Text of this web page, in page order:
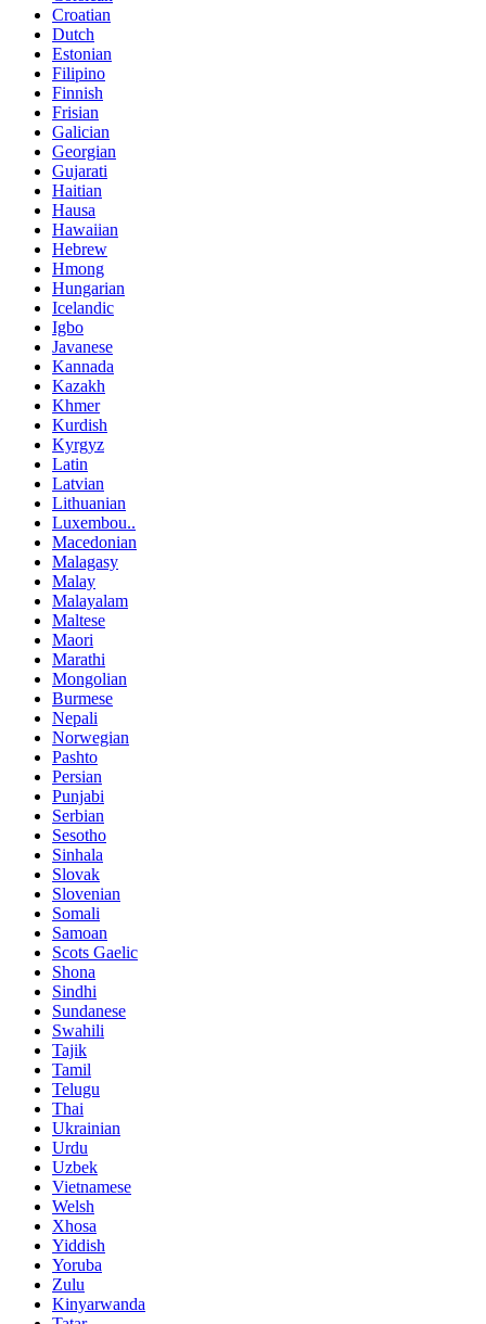
Croatian
Dutch
Estonian
Filipino
Finnish
Frisian
Galician
Georgian
Gujarati
Haitian
Hausa
Hawaiian
Hebrew
Hmong
Hungarian
Icelandic
Igbo
Javanese
Kannada
Kazakh
Khmer
Kurdish
Kyrgyz
Latin
Latvian
Lithuanian
Luxembou..
Macedonian
Malagasy
Malay
Malayalam
Maltese
Maori
Marathi
Mongolian
Burmese
Nepali
Norwegian
Pashto
Persian
Punjabi
Serbian
Sesotho
Sinhala
Slovak
Slovenian
Somali
Samoan
Scots Gaelic
Shona
Sindhi
Sundanese
Swahili
Tajik
Tamil
Telugu
Thai
Ukrainian
Urdu
Uzbek
Vietnamese
Welsh
Xhosa
Yiddish
Yoruba
Zulu
Kinyarwanda